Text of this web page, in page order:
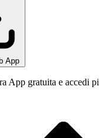
App
App gratuita e accedi